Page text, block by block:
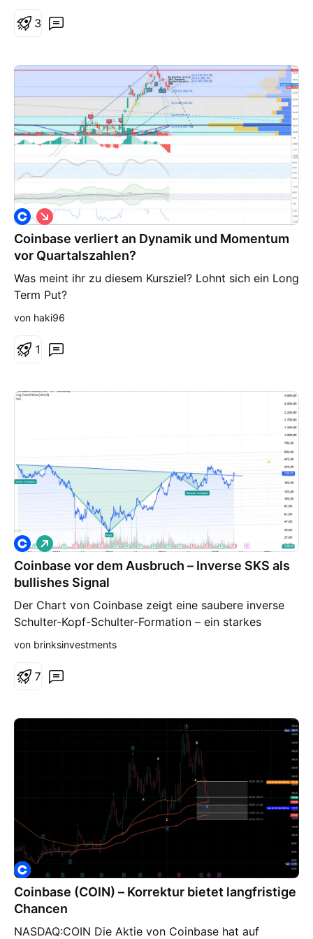
ich mir im Fall eines Abverkaufs die Aktie bei ca.
$178 sichern
3
Coinbase verliert an Dynamik und Momentum
vor Quartalszahlen?
Was meint ihr zu diesem Kursziel? Lohnt sich ein Long
Term Put?
S
h
o
r
t
von haki96
1
Coinbase vor dem Ausbruch – Inverse SKS als
bullishes Signal
Der Chart von Coinbase zeigt eine saubere inverse
Schulter-Kopf-Schulter-Formation – ein starkes
Reversal-Muster. Die Nackenlinie verläuft bei rund
Ausbruch über diesen Widerstand mit erhöhtem
Volumen, liegt das technische Ziel im Bereich von
L
o
n
g
von brinksinvestments
7
Coinbase (COIN) – Korrektur bietet langfristige
Chancen
NASDAQ:COIN Die Aktie von Coinbase hat auf